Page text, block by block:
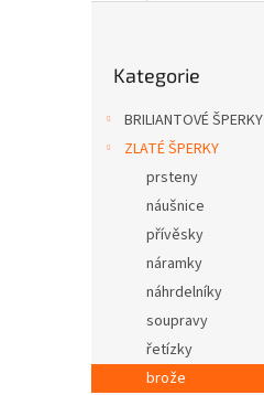
kategorie
Kategorie
BRILIANTOVÉ ŠPERKY
ZLATÉ ŠPERKY
prsteny
náušnice
přívěsky
náramky
náhrdelníky
soupravy
řetízky
brože